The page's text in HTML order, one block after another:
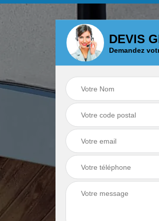
de fuite
Traitement
DEVIS
Demandez